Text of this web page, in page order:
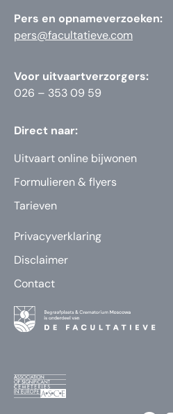
Pers en opnameverzoeken:
pers@facultatieve.com
Voor uitvaartverzorgers:
026 – 353 09 59
Direct naar:
Uitvaart online bijwonen
Formulieren & flyers
Tarieven
Privacyverklaring
Disclaimer
Contact